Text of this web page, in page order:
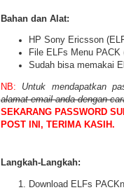
Bahan dan Alat:
HP Sony Ericsson
File ELFs Menu PACK
Sudah bisa memakai
NB: Untuk mendapatkan
alamat email anda dengan
SEKARANG PASSWORD
POST INI, TERIMA KASIH.
Langkah-Langkah:
Download ELFs